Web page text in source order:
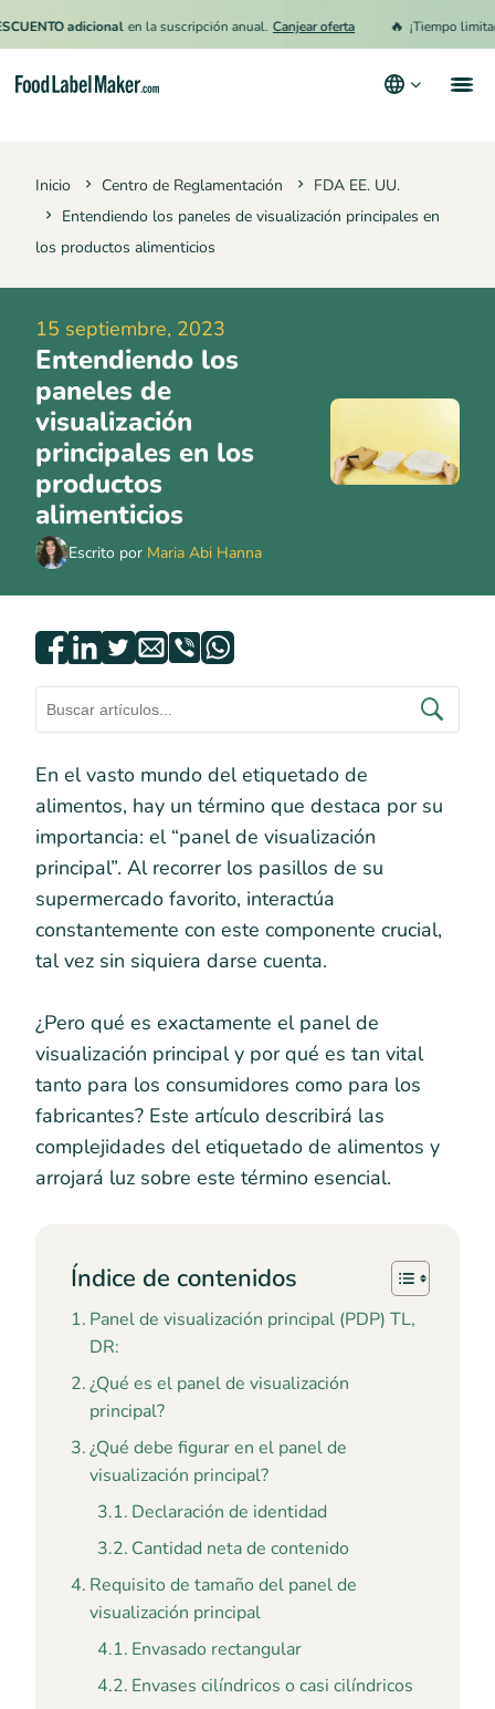
adicional en la suscripción anual. Canjear oferta 🔥 ¡Tiempo limitado!
Inicio Centro de Reglamentación
FDA EE. UU.
Entendiendo los paneles de visualización principales en
los productos alimenticios
15 septiembre, 2023
Entendiendo los
paneles de
visualización
principales en los
productos
alimenticios
Escrito por Maria Abi Hanna
En el vasto mundo del etiquetado de
alimentos, hay un término que destaca por su
importancia: el “panel de visualización
principal”. Al recorrer los pasillos de su
supermercado favorito, interactúa
constantemente con este componente crucial,
tal vez sin siquiera darse cuenta.
¿Pero qué es exactamente el panel de
visualización principal y por qué es tan vital
tanto para los consumidores como para los
fabricantes? Este artículo describirá las
complejidades del etiquetado de alimentos y
arrojará luz sobre este término esencial.
Índice de contenidos
Panel de visualización principal (PDP) TL,
DR:
¿Qué es el panel de visualización
principal?
¿Qué debe figurar en el panel de
visualización principal?
Declaración de identidad
Cantidad neta de contenido
Requisito de tamaño del panel de
visualización principal
Envasado rectangular
Envases cilíndricos o casi cilíndricos
Precios
Contrata a un Especialista
Recursos
Términos y condiciones
Política de privacidad